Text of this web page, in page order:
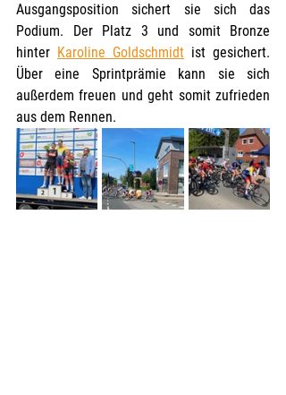
Ausgangsposition sichert sie sich das
Podium. Der Platz 3 und somit Bronze
hinter Karoline Goldschmidt ist gesichert.
Über eine Sprintprämie kann sie sich
außerdem freuen und geht somit zufrieden
aus dem Rennen.